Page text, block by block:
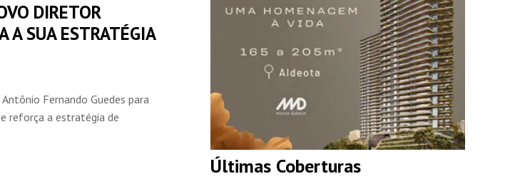
DIRETOR
A SUA ESTRATÉGIA
Fernando Guedes para
reforça a estratégia de
Últimas Coberturas